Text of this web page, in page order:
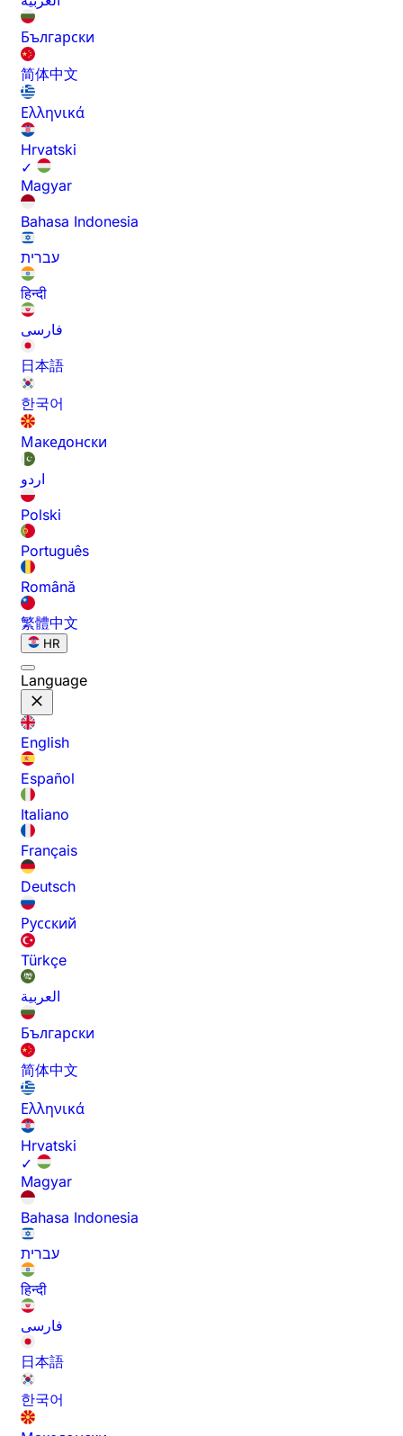
Български
简体中文
Ελληνικά
Hrvatski
✓
Magyar
Bahasa Indonesia
עברית
हिन्दी
فارسی
日本語
한국어
Македонски
اردو
Polski
Português
Română
繁體中文
HR
Language
English
Español
Italiano
Français
Deutsch
Русский
Türkçe
العربية
Български
简体中文
Ελληνικά
Hrvatski
✓
Magyar
Bahasa Indonesia
עברית
हिन्दी
فارسی
日本語
한국어